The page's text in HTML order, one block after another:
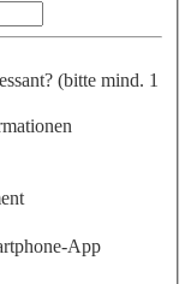
(bitte mind. 1
App